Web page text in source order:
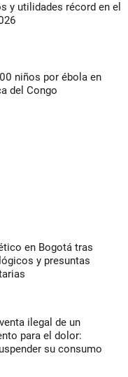
y utilidades récord en el
niños por ébola en
del Congo
en Bogotá tras
y presuntas
ilegal de un
para el dolor:
su consumo